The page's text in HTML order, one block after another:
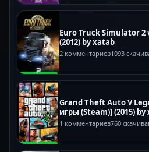
Euro Truck Simulator 2
(2012) by xatab
2 комментариев1093
Grand Theft Auto V
игры (Steam)] (2015)
1 комментариев760